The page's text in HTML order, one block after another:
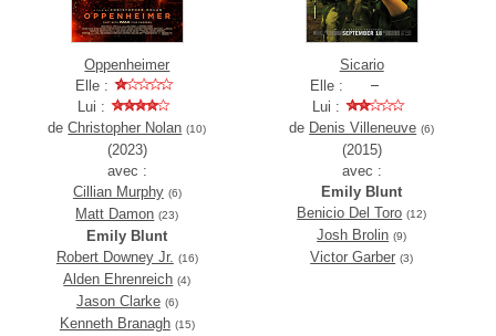
Oppenheimer
Elle :
Lui :
deChristopher Nolan (10)
(2023)
avec :
Cillian Murphy (6)
Matt Damon (23)
Emily Blunt
Robert Downey Jr. (16)
Alden Ehrenreich (4)
Jason Clarke (6)
Kenneth Branagh (15)
Sicario
Elle :
Lui :
de Denis Villeneuve (6)
(2015)
avec :
Emily Blunt
Benicio Del Toro (12)
Josh Brolin (9)
Victor Garber (3)